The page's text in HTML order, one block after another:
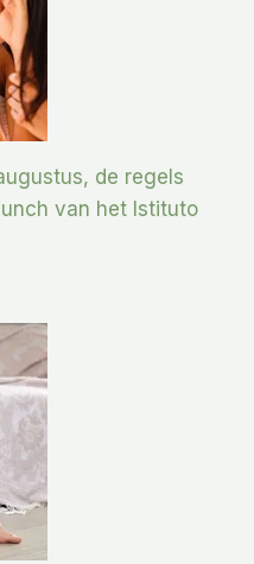
de regels
van het Istituto